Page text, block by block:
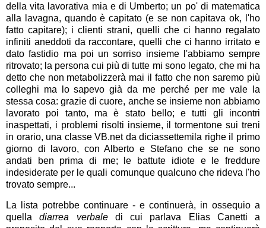
della vita lavorativa mia e di Umberto; un po' di matematica
alla lavagna, quando è capitato (e se non capitava ok, l'ho
fatto capitare); i clienti strani, quelli che ci hanno regalato
infiniti aneddoti da raccontare, quelli che ci hanno irritato e
dato fastidio ma poi un sorriso insieme l'abbiamo sempre
ritrovato; la persona cui più di tutte mi sono legato, che mi ha
detto che non metabolizzerà mai il fatto che non saremo più
colleghi ma lo sapevo già da me perché per me vale la
stessa cosa: grazie di cuore, anche se insieme non abbiamo
lavorato poi tanto, ma è stato bello; e tutti gli incontri
inaspettati, i problemi risolti insieme, il tormentone sui treni
in orario, una classe VB.net da diciassettemila righe il primo
giorno di lavoro, con Alberto e Stefano che se ne sono
andati ben prima di me; le battute idiote e le freddure
indesiderate per le quali comunque qualcuno che rideva l'ho
trovato sempre...
La lista potrebbe continuare - e continuerà, in ossequio a
quelladiarrea verbaledi cui parlava Elias Canetti a